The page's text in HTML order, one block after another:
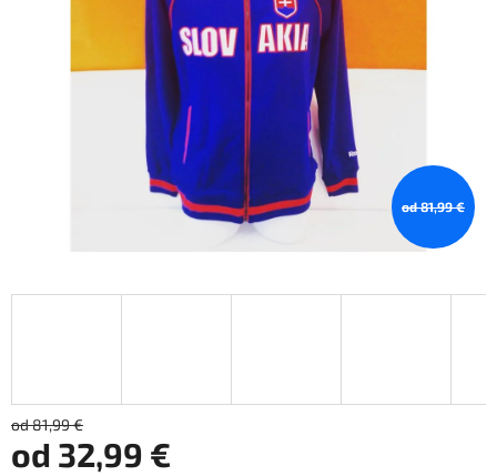
od 81,99 €
od 81,99 €
od 32,99 €